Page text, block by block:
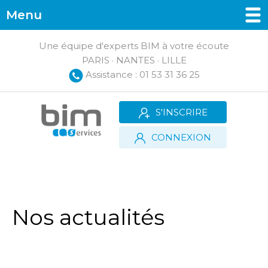
Une équipe d'experts BIM à votre écoute
PARIS · NANTES · LILLE
Assistance : 01 53 31 36 25
Menu
S'INSCRIRE
CONNEXION
Nos actualités